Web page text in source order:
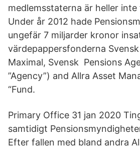
medlemsstaterna är heller
Under år 2012 hade
ungefär 7 miljarder kronor
värdepappersfonderna
Maximal, Svensk Pensions
”Agency”) and Allra Asset
“Fund.
Primary Office 31 jan 2020
samtidigt
Efter fallen med bland andra